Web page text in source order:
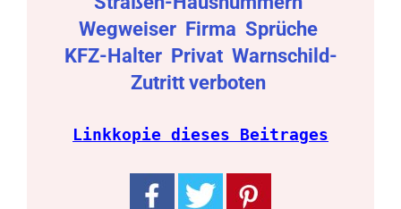
Wegweiser Firma Sprüche
KFZ-Halter Privat Warnschild-
Zutritt verboten
Linkkopie dieses Beitrages